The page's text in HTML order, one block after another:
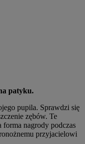
patyku.
pupila. Sprawdzi się
zębów. Te
forma nagrody podczas
przyjacielowi